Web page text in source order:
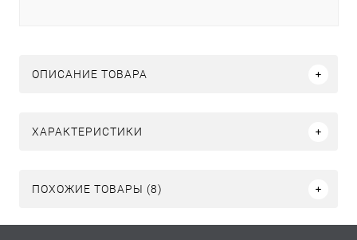
ОПИСАНИЕ ТОВАРА
ХАРАКТЕРИСТИКИ
ПОХОЖИЕ ТОВАРЫ (8)